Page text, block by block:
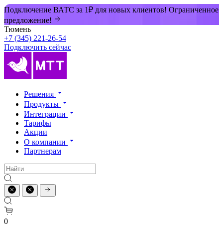
Подключение ВАТС за 1₽ для новых клиентов! Ограниченное
предложение!
Тюмень
+7 (345) 221-26-54
Подключить сейчас
Решения
Продукты
Интеграции
Тарифы
Акции
О компании
Партнерам
0